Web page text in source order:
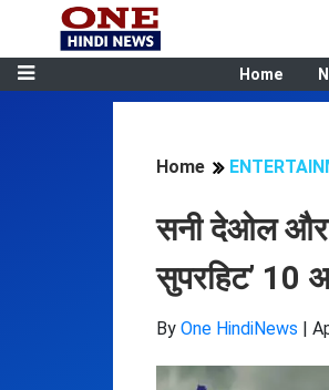
Home
Home
सनी देओल और
सुपरहिट’ 10
By One HindiNews |